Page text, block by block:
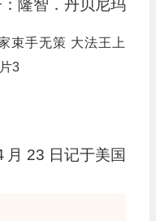
智．丹贝尼玛
月 23 日记于美国